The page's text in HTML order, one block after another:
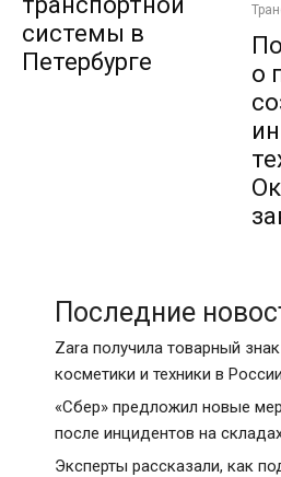
системы в
Петербурге
о
Последние
Zara получила товарный
косметики и техники в России
«Сбер» предложил новые
после инцидентов на
Эксперты рассказали, как